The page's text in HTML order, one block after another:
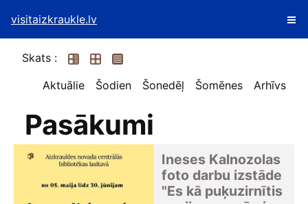
visitaizkraukle.lv
Skats :
Aktuālie
Šodien Šonedēļ Šomēnes Arhīvs
Pasākumi
Ineses Kalnozolas
foto darbu izstāde
"Es kā puķuzirnītis